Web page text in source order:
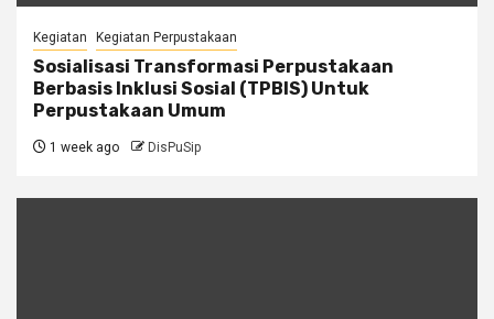
Kegiatan Kegiatan Perpustakaan
Sosialisasi Transformasi Perpustakaan
Berbasis Inklusi Sosial (TPBIS) Untuk
Perpustakaan Umum
1 week ago DisPuSip